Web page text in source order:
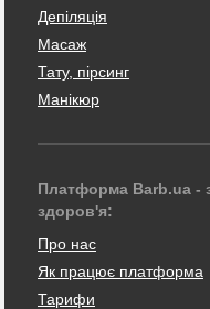
Депіляція
Масаж
Тату, пірсинг
Манікюр
Платформа Barb.ua -
здоров'я:
Про нас
Як працює платформа
Тарифи